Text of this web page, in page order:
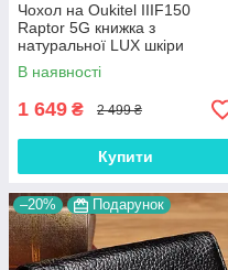
Чохол на Oukitel IIIF150
Raptor 5G книжка з
натуральної LUX шкіри
преміум колекція
"SIGNATURE"
В наявності
1 649 ₴ 2 499 ₴
Купити
–20% Подарунок